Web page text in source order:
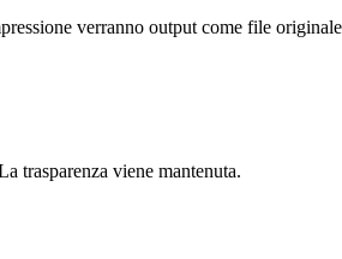
verranno output come file
trasparenza viene mantenuta.